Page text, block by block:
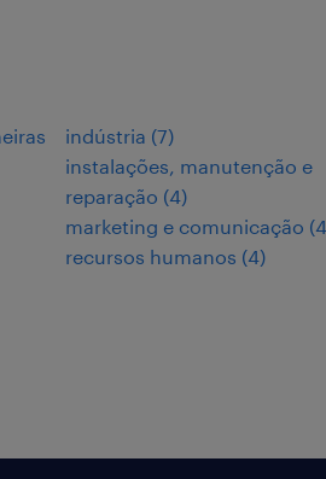
indústria (7)
instalações, manutenção e
reparação (4)
marketing e comunicação (4
recursos humanos (4)